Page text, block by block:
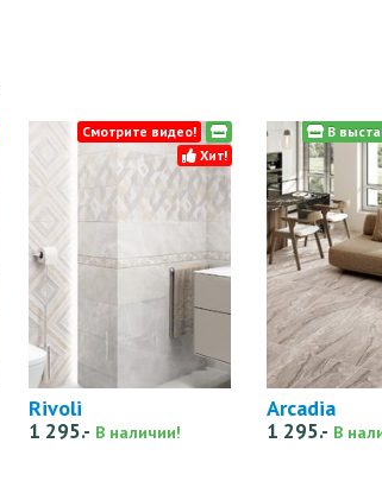
Rivoli
1 295.- В наличии!
Смотрите видео!
Хит!
Arcadia
1 295.- В
В